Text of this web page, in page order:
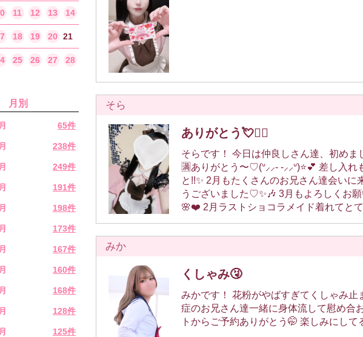
11 12 13 14
18 19 20 21
25 26 27 28
月別
65件
238件
249件
191件
198件
173件
167件
160件
168件
128件
125件
そら
ありがとう💘✌🏻
そらです！ 今日は仲良しさん達、初めましてのお兄さん満枠
🈵ありがとう〜♡(ᐡ⸝⸝- -⸝⸝ᐡ)⭐️💕 差し入れもたくさんありが
と!!✨ 2月もたくさんのお兄さん達会いに来てくれてありがと
うございました♡✨🎶 3月もよろしくお願いします(⑉• •⑉)♡ᐝ
🌸❤️ 2月ラストショコラメイド着れてとても嬉しかったで
16:00 3/15 🈵満枠 3/24 9:00～16:00 3/27 9:00～14:30 3/28
みか
くしゃみ🤧
みかです！ 花粉がやばすぎてくしゃみ止まりません😵 花粉
症のお兄さん達一緒に身体流して慰め合お🙂‍↕️ 今日は